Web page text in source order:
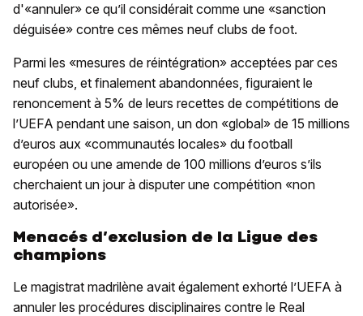
d'«annuler» ce qu’il considérait comme une «sanction
déguisée» contre ces mêmes neuf clubs de foot.
Parmi les «mesures de réintégration» acceptées par ces
neuf clubs, et finalement abandonnées, figuraient le
renoncement à 5% de leurs recettes de compétitions de
l’UEFA pendant une saison, un don «global» de 15 millions
d’euros aux «communautés locales» du football
européen ou une amende de 100 millions d’euros s’ils
cherchaient un jour à disputer une compétition «non
autorisée».
Menacés d’exclusion de la Ligue des
champions
Le magistrat madrilène avait également exhorté l’UEFA à
annuler les procédures disciplinaires contre le Real